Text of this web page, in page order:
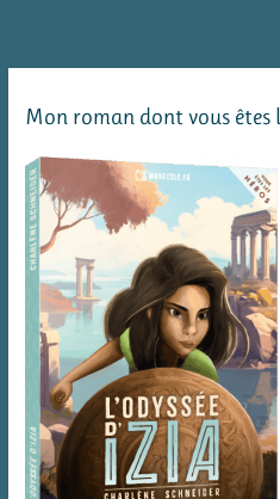
Mon roman dont vous êtes